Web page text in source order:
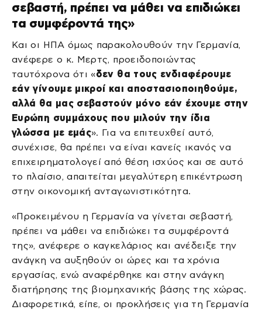
σεβαστή, πρέπει να μάθει να επιδιώκει
τα συμφέροντά της»
Και οι ΗΠΑ όμως παρακολουθούν την Γερμανία,
ανέφερε ο κ. Μερτς, προειδοποιώντας
ταυτόχρονα ότι «δεν θα τους ενδιαφέρουμε
εάν γίνουμε μικροί και αποστασιοποιηθούμε,
αλλά θα μας σεβαστούν μόνο εάν έχουμε στην
Ευρώπη συμμάχους που μιλούν την ίδια
γλώσσα με εμάς». Για να επιτευχθεί αυτό,
συνέχισε, θα πρέπει να είναι κανείς ικανός να
επιχειρηματολογεί από θέση ισχύος και σε αυτό
το πλαίσιο, απαιτείται μεγαλύτερη επικέντρωση
στην οικονομική ανταγωνιστικότητα.
«Προκειμένου η Γερμανία να γίνεται σεβαστή,
πρέπει να μάθει να επιδιώκει τα συμφέροντά
της», ανέφερε ο καγκελάριος και ανέδειξε την
ανάγκη να αυξηθούν οι ώρες και τα χρόνια
εργασίας, ενώ αναφέρθηκε και στην ανάγκη
διατήρησης της βιομηχανικής βάσης της χώρας.
Διαφορετικά, είπε, οι προκλήσεις για τη Γερμανία